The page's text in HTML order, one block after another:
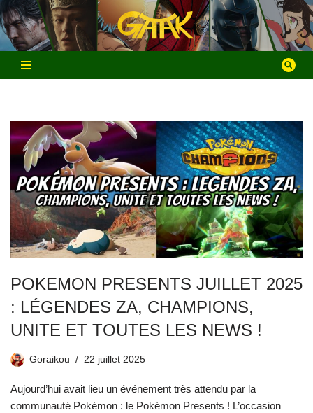
Aller
au
contenu
POKEMON PRESENTS JUILLET 2025
: LÉGENDES ZA, CHAMPIONS,
UNITE ET TOUTES LES NEWS !
Goraikou 22 juillet 2025
Aujourd’hui avait lieu un événement très attendu par la
communauté Pokémon : le Pokémon Presents ! L’occasion